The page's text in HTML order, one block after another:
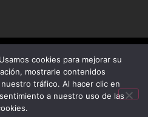
CIFASA
legal Política de privacidad
Canal de denuncias
cookies para mejorar su
mostrarle contenidos
tráfico. Al hacer clic en
a nuestro uso de las